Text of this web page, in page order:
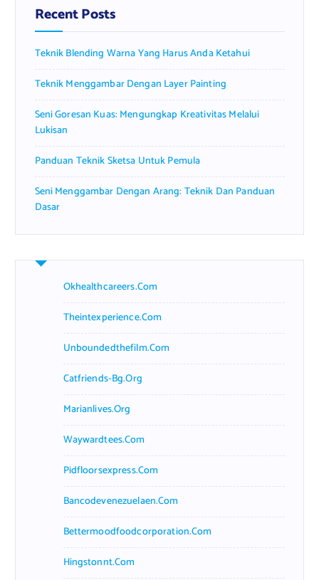
f
o
:
Recent Posts
Teknik Blending Warna Yang Harus Anda Ketahui
Teknik Menggambar Dengan Layer Painting
Seni Goresan Kuas: Mengungkap Kreativitas Melalui
Lukisan
Panduan Teknik Sketsa Untuk Pemula
Seni Menggambar Dengan Arang: Teknik Dan Panduan
Dasar
Okhealthcareers.com
Theintexperience.com
Unboundedthefilm.com
Catfriends-Bg.org
Marianlives.org
Waywardtees.com
Pidfloorsexpress.com
Bancodevenezuelaen.com
Bettermoodfoodcorporation.com
Hingstonnt.com